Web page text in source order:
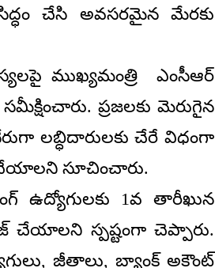
చేసి అవసరమైన మేరకు
ముఖ్యమంత్రి ఎంసీఆర్
ప్రజలకు మెరుగైన
లబ్ధిదారులకు చేరే విధంగా
చేయాలని సూచించారు.
ఉద్యోగులకు 1వ తారీఖున
చేయాలని స్పష్టంగా చెప్పారు.
జీతాలు, బ్యాంక్ అకౌంట్